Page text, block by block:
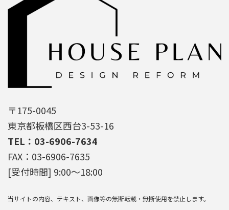
〒175-0045
東京都板橋区西台3-53-16
TEL：03-6906-7634
FAX：03-6906-7635
[受付時間] 9:00～18:00
当サイトの内容、テキスト、画像等の無断転載・無断使用を禁止します。